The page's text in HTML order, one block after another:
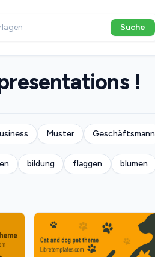
Suche
!
Muster Geschäftsmann
bildung flaggen blumen